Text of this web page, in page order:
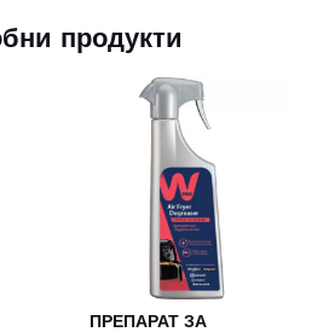
продукти
ПРЕПАРАТ ЗА